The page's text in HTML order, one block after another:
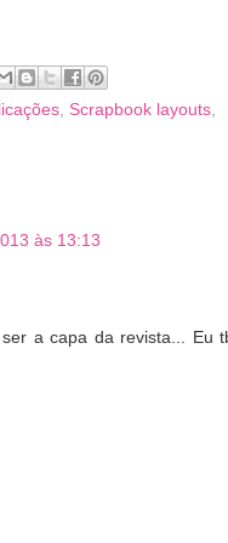
Scrapbook layouts
às 13:13
a capa da revista... Eu